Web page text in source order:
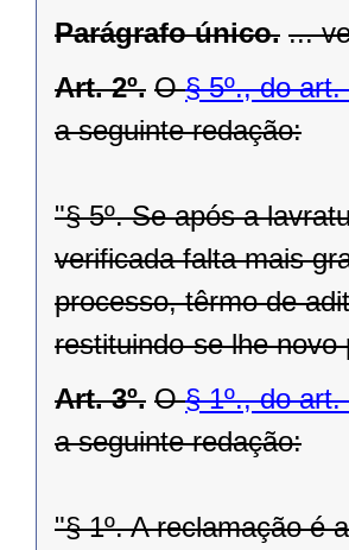
Parágrafo único. ...
Art. 2º. O§ 5º., do
a seguinte redação:
"§ 5º. Se após a
verificada falta mais
processo, têrmo de
restituindo-se lhe
Art. 3º. O§ 1º., do
a seguinte redação:
"§ 1º. A reclamação é